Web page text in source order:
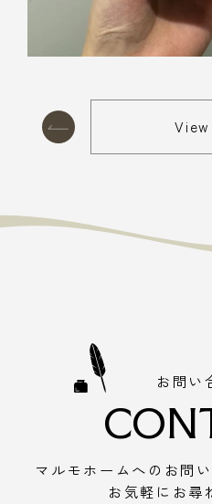
お問い
マルモホームへのお問
お気軽にお尋